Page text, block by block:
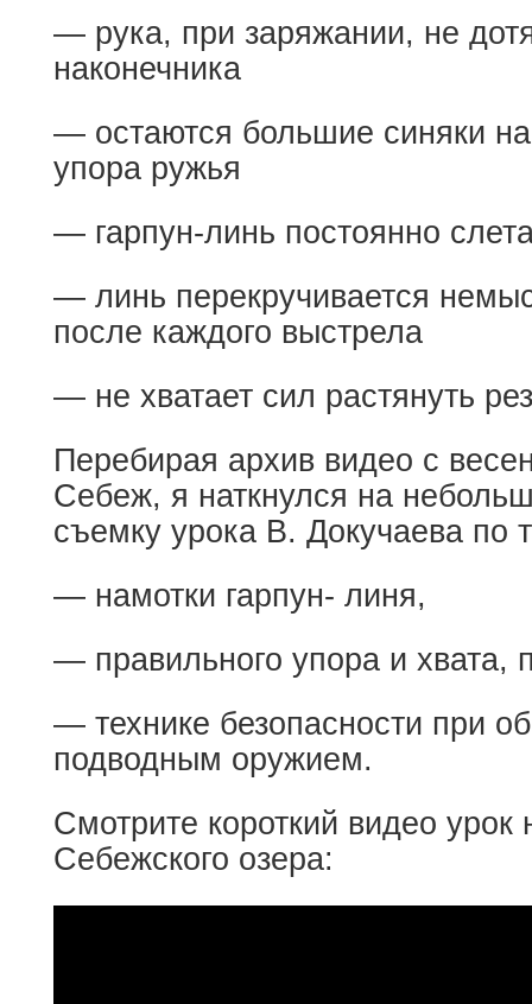
— рука, при заряжании, не
наконечника
— остаются большие синяки на
упора ружья
— гарпун-линь постоянно
— линь перекручивается
после каждого выстрела
— не хватает сил растянуть
Перебирая архив видео с
Себеж, я наткнулся на
съемку урока В. Докучаева по
— намотки гарпун- линя,
— правильного упора и хвата,
— технике безопасности при
подводным оружием.
Смотрите короткий видео урок
Себежского озера: